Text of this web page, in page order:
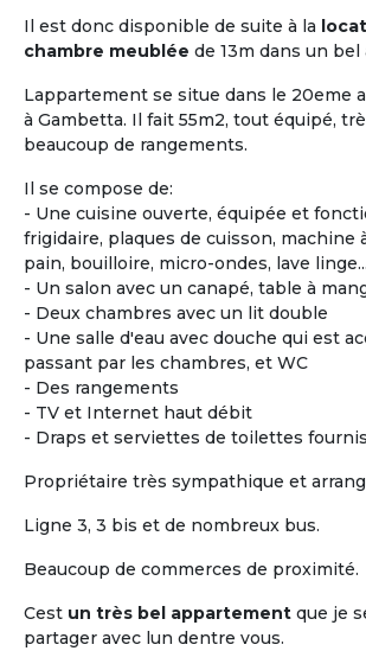
Il est donc disponible de suite à la
chambre meublée de 13m dans un
Lappartement se situe dans le 20eme
à Gambetta. Il fait 55m2, tout équipé,
beaucoup de rangements.
Il se compose de:
- Une cuisine ouverte, équipée et
frigidaire, plaques de cuisson, machine
pain, bouilloire, micro-ondes, lave linge...
- Un salon avec un canapé, table à
- Deux chambres avec un lit double
- Une salle d'eau avec douche qui est
passant par les chambres, et WC
- Des rangements
- TV et Internet haut débit
- Draps et serviettes de toilettes fournis
Propriétaire très sympathique et
Ligne 3, 3 bis et de nombreux bus.
Beaucoup de commerces de proximité.
Cest un très bel appartement que je
partager avec lun dentre vous.
Vous êtes propriétaire d'un
gestionnaire d’une Maison
Proposer une
Vivre ensemble dans un